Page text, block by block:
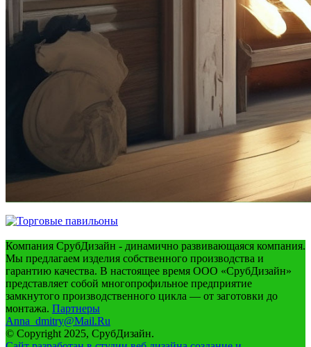
Компания СрубДизайн - динамично развивающаяся компания.
Мы предлагаем изделия собственного производства и
гарантию качества. В настоящее время ООО «СрубДизайн»
представляет собой многопрофильное предприятие
замкнутого производственного цикла — от заготовки до
монтажа. Партнеры
Anna_dmitry@Mail.Ru
© Copyright 2025, СрубДизайн.